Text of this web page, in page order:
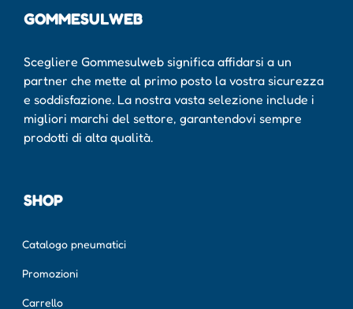
GOMMESULWEB
Scegliere Gommesulweb significa affidarsi a un
partner che mette al primo posto la vostra sicurezza
e soddisfazione. La nostra vasta selezione include i
migliori marchi del settore, garantendovi sempre
prodotti di alta qualità.
SHOP
Catalogo pneumatici
Promozioni
Carrello